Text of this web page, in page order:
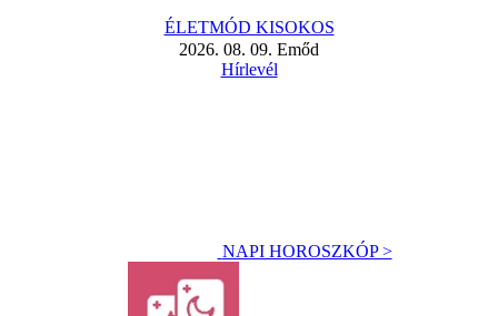
ÉLETMÓD KISOKOS
2026. 08. 09. Emőd
Hírlevél
NAPI HOROSZKÓP >